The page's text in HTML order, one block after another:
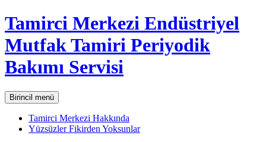
İçeriğe
atla
Tamirci Merkezi Endüstriyel
Mutfak Tamiri Periyodik
Bakımı Servisi
AraBirincil menü
Tamirci Merkezi Hakkında
Yüzsüzler Fikirden Yoksunlar